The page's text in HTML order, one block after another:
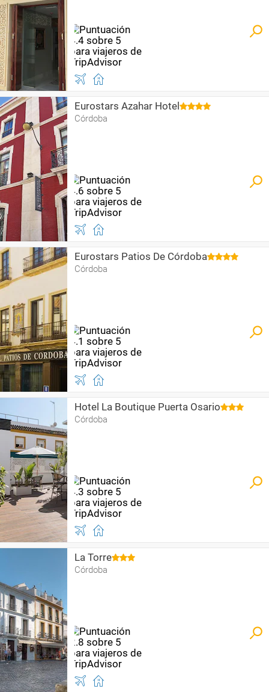
Eurostars Azahar Hotel
Córdoba
Eurostars Patios De Córdoba
Córdoba
Hotel La Boutique Puerta Osario
Córdoba
La Torre
Córdoba